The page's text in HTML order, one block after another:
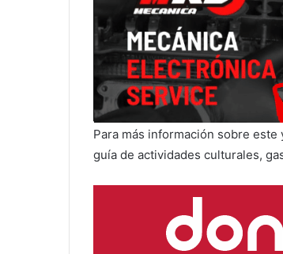
Para más información sobre
guía de actividades culturales,